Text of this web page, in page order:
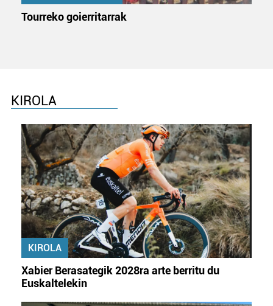
Tourreko goierritarrak
KIROLA
KIROLA
Xabier Berasategik 2028ra arte berritu du
Euskaltelekin